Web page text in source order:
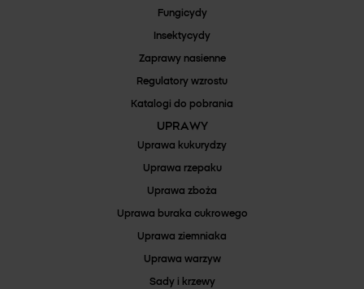
Fungicydy
Insektycydy
Zaprawy nasienne
Regulatory wzrostu
Katalogi do pobrania
UPRAWY
Uprawa kukurydzy
Uprawa rzepaku
Uprawa zboża
Uprawa buraka cukrowego
Uprawa ziemniaka
Uprawa warzyw
Sady i krzewy